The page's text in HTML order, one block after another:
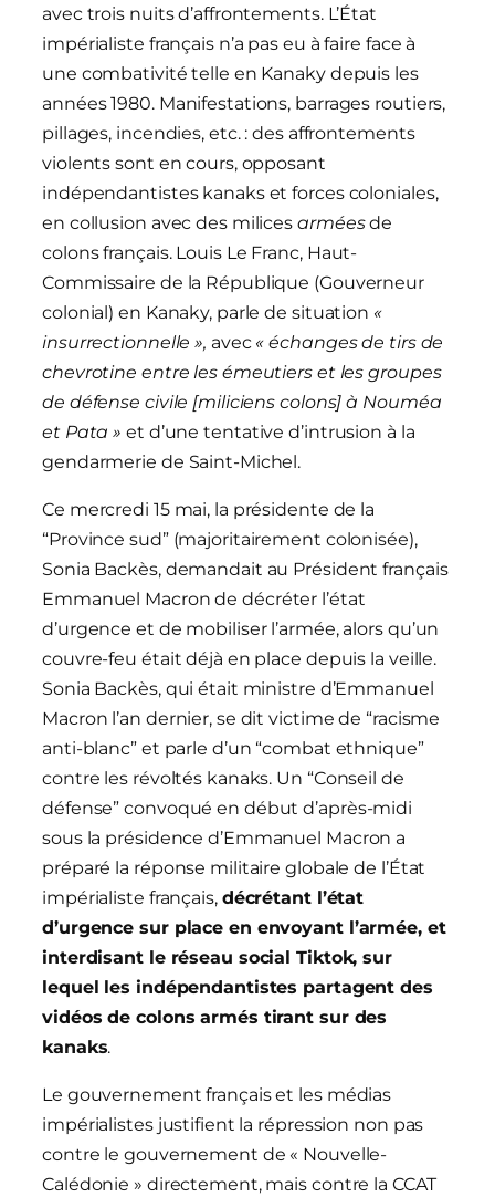
avec trois nuits d’affrontements. L’État
impérialiste français n’a pas eu à faire face à
une combativité telle en Kanaky depuis les
années 1980. Manifestations, barrages routiers,
pillages, incendies, etc. : des affrontements
violents sont en cours, opposant
indépendantistes kanaks et forces coloniales,
en collusion avec des milices arméesde
colons français. Louis Le Franc, Haut-
Commissaire de la République (Gouverneur
colonial) en Kanaky, parle de situation «
insurrectionnelle », avec « échanges de tirs de
chevrotine entre les émeutiers et les groupes
de défense civile [miliciens colons] à Nouméa
et Pata » et d’une tentative d’intrusion à la
gendarmerie de Saint-Michel.
Ce mercredi 15 mai, la présidente de la
“Province sud” (majoritairement colonisée),
Sonia Backès, demandait au Président français
Emmanuel Macron de décréter l’état
d’urgence et de mobiliser l’armée, alors qu’un
couvre-feu était déjà en place depuis la veille.
Sonia Backès, qui était ministre d’Emmanuel
Macron l’an dernier, se dit victime de “racisme
anti-blanc” et parle d’un “combat ethnique”
contre les révoltés kanaks. Un “Conseil de
défense” convoqué en début d’après-midi
sous la présidence d’Emmanuel Macron a
préparé la réponse militaire globale de l’État
impérialiste français, décrétant l’état
d’urgence sur place en envoyant l’armée, et
interdisant le réseau social Tiktok, sur
lequel les indépendantistes partagent des
vidéos de colons armés tirant sur des
kanaks.
Le gouvernement français et les médias
impérialistes justifient la répression non pas
contre le gouvernement de « Nouvelle-
Calédonie » directement, mais contre la CCAT